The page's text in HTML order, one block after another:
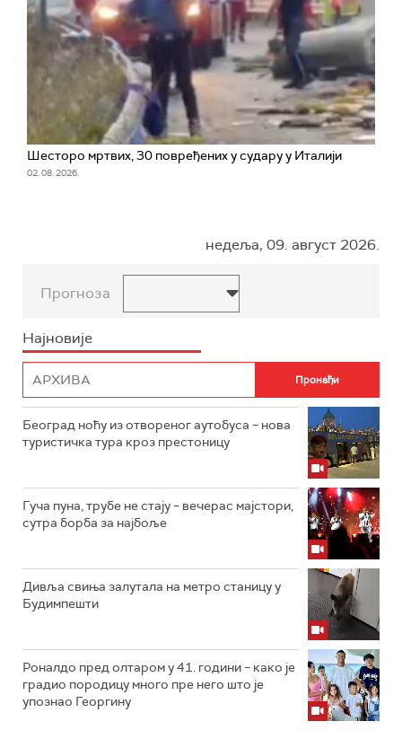
Шесторо мртвих, 30 повређених у судару у Италији
02. 08. 2026.
недеља, 09. август 2026.
Прогноза
Најновије
Београд ноћу из отвореног аутобуса – нова
туристичка тура кроз престоницу
Гуча пуна, трубе не стају – вечерас мајстори,
сутра борба за најбоље
Дивља свиња залутала на метро станицу у
Будимпешти
Роналдо пред олтаром у 41. години – како је
градио породицу много пре него што је
упознао Георгину